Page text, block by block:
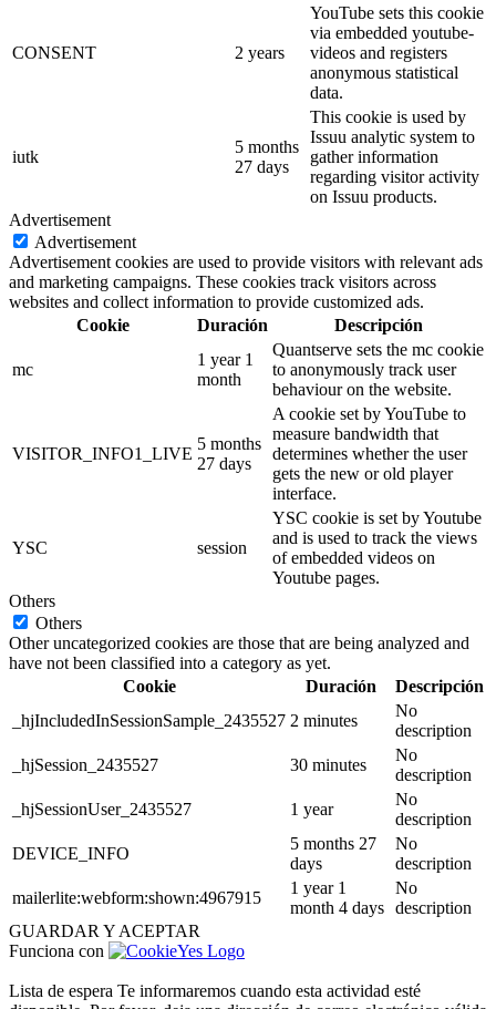
CONSENT 2 years
YouTube sets this cookie
via embedded youtube-
videos and registers
anonymous statistical
data.
iutk
5 months
27 days
This cookie is used by
Issuu analytic system to
gather information
regarding visitor activity
on Issuu products.
Advertisement
Advertisement
Advertisement cookies are used to provide visitors with relevant ads
and marketing campaigns. These cookies track visitors across
websites and collect information to provide customized ads.
Cookie
Duración Descripción
mc
1 year 1
month
Quantserve sets the mc cookie
to anonymously track user
behaviour on the website.
VISITOR_INFO1_LIVE
5 months
27 days
A cookie set by YouTube to
measure bandwidth that
determines whether the user
gets the new or old player
interface.
YSC session
YSC cookie is set by Youtube
and is used to track the views
of embedded videos on
Youtube pages.
Others
Others
Other uncategorized cookies are those that are being analyzed and
have not been classified into a category as yet.
Cookie
Duración
Descripción
_hjIncludedInSessionSample_2435527 2 minutes
No
description
_hjSession_2435527
30 minutes
No
description
_hjSessionUser_2435527
1 year
No
description
DEVICE_INFO
5 months 27
days
No
description
mailerlite:webform:shown:4967915
1 year 1
month 4 days
No
description
GUARDAR Y ACEPTAR
Funciona con
Lista de espera Te informaremos cuando esta actividad esté